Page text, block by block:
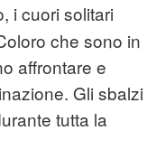
i cuori solitari
che sono in
affrontare e
Gli sbalzi
tutta la